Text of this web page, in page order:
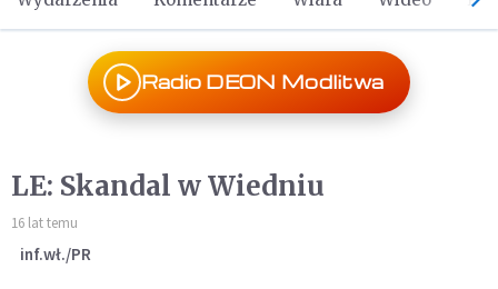
Radio DEON Modlitwa
LE: Skandal w Wiedniu
16 lat temu
inf.wł./PR